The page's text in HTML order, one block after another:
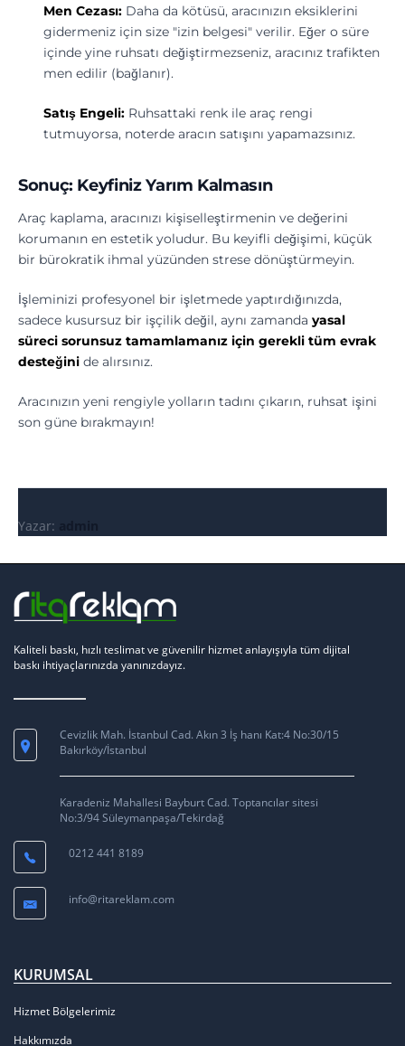
Men Cezası: Daha da kötüsü, aracınızın eksiklerini
gidermeniz için size "izin belgesi" verilir. Eğer o süre
içinde yine ruhsatı değiştirmezseniz, aracınız trafikten
men edilir (bağlanır).
Satış Engeli: Ruhsattaki renk ile araç rengi
tutmuyorsa, noterde aracın satışını yapamazsınız.
Sonuç: Keyfiniz Yarım Kalmasın
Araç kaplama, aracınızı kişiselleştirmenin ve değerini
korumanın en estetik yoludur. Bu keyifli değişimi, küçük
bir bürokratik ihmal yüzünden strese dönüştürmeyin.
İşleminizi profesyonel bir işletmede yaptırdığınızda,
sadece kusursuz bir işçilik değil, aynı zamanda yasal
süreci sorunsuz tamamlamanız için gerekli tüm evrak
desteğini de alırsınız.
Aracınızın yeni rengiyle yolların tadını çıkarın, ruhsat işini
son güne bırakmayın!
Yazar:
Kaliteli baskı, hızlı teslimat ve güvenilir hizmet anlayışıyla tüm dijital
baskı ihtiyaçlarınızda yanınızdayız.
Cevizlik Mah. İstanbul Cad. Akın 3 İş hanı Kat:4 No:30/15
Bakırköy/İstanbul
Karadeniz Mahallesi Bayburt Cad. Toptancılar sitesi
No:3/94 Süleymanpaşa/Tekirdağ
0212 441 8189
info@ritareklam.com
KURUMSAL
Hizmet Bölgelerimiz
Hakkımızda